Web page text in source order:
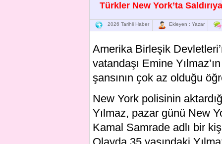
Türkler New York’ta
2026 Tarihli Haber Ekleyen : Yazar
Amerika Birleşik
vatandaşı Emine
şansının çok az olduğu
New York polisinin
Yılmaz, pazar günü New
Kamal Samrade adlı bir